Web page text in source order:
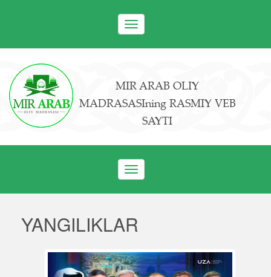
Toggle
navigation
MIR ARAB OLIY
MADRASASIning RASMIY VEB
SAYTI
Toggle
navigation
YANGILIKLAR